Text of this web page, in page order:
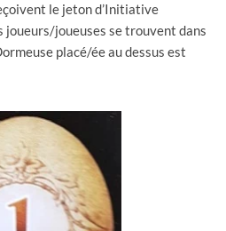
le jeton d’Initiative
joueurs/joueuses se trouvent dans
placé/ée au dessus est